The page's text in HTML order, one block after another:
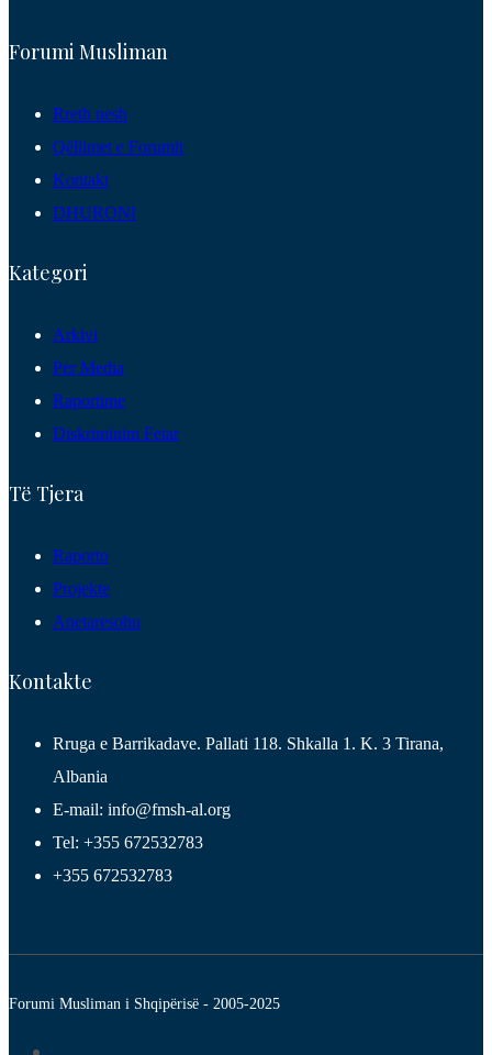
Forumi Musliman
Rreth nesh
Qëllimet e Forumit
Kontakt
DHURONI
Kategori
Arkivi
Per Media
Raportime
Diskriminim Fetar
Të Tjera
Raporto
Projekte
Anetaresohu
Kontakte
Rruga e Barrikadave. Pallati 118. Shkalla 1. K. 3 Tirana,
Albania
E-mail: info@fmsh-al.org
Tel: +355 672532783
+355 672532783
Forumi Musliman i Shqipërisë - 2005-2025